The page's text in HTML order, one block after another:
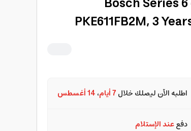
PKE611FB2M, 3
اطلبه الآن ليصلك خلال 7 أيام ، 14 أغسطس
دفععند الإستلام